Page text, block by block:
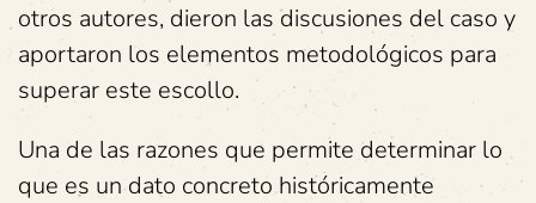
otros autores, dieron las discusiones del caso y
aportaron los elementos metodológicos para
superar este escollo.
Una de las razones que permite determinar lo
que es un dato concreto históricamente